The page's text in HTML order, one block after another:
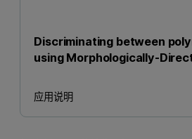
Discriminating between
using Morphologically-
应用说明